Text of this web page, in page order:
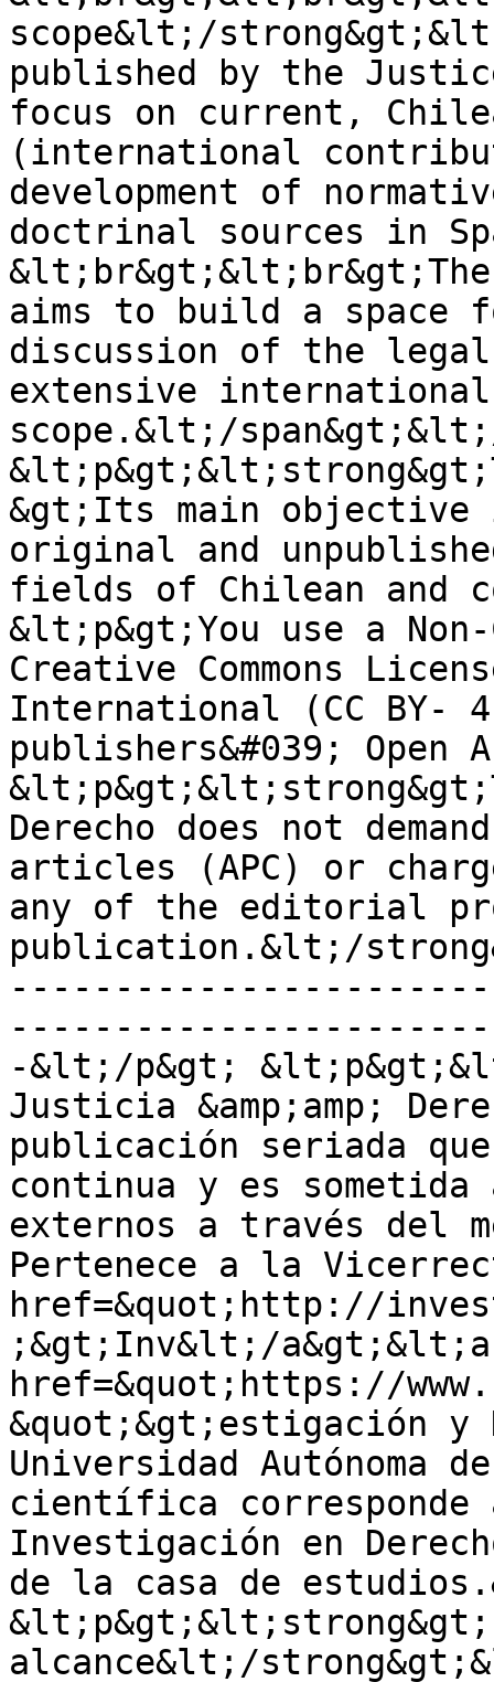
scope&lt;/
published by the
focus on current,
(international
development of
doctrinal sources in
aims to build a space
discussion of the
extensive
scope.&lt;/
&gt;Its main
original and
fields of Chilean and
&lt;p&gt;You use a
Creative Commons
International (CC BY-
publishers&#039;
Derecho does not
articles (APC) or
any of the editorial
publication.&lt;/
-&lt;/p&gt;
Justicia &amp;amp;
publicación seriada
continua y es sometida
externos a través del
Pertenece a la
href=&quot;http://
;&gt;Inv&lt;/a&gt;&lt;a
href=&quot;https://
&quot;&gt;estigación
Universidad Autónoma
científica
Investigación en
de la casa de
alcance&lt;/